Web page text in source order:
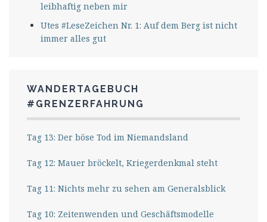
leibhaftig neben mir
Utes #LeseZeichen Nr. 1: Auf dem Berg ist nicht
immer alles gut
WANDERTAGEBUCH
#GRENZERFAHRUNG
Tag 13: Der böse Tod im Niemandsland
Tag 12: Mauer bröckelt, Kriegerdenkmal steht
Tag 11: Nichts mehr zu sehen am Generalsblick
Tag 10: Zeitenwenden und Geschäftsmodelle